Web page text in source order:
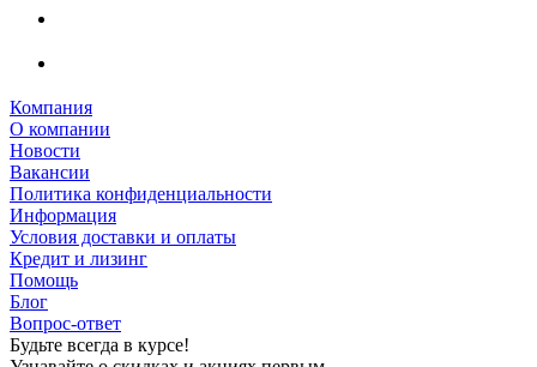
Компания
О компании
Новости
Вакансии
Политика конфиденциальности
Информация
Условия доставки и оплаты
Кредит и лизинг
Помощь
Блог
Вопрос-ответ
Будьте всегда в курсе!